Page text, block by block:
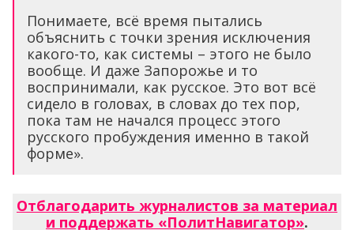
Понимаете, всё время пытались
объяснить с точки зрения исключения
какого-то, как системы – этого не было
вообще. И даже Запорожье и то
воспринимали, как русское. Это вот всё
сидело в головах, в словах до тех пор,
пока там не начался процесс этого
русского пробуждения именно в такой
форме».
Отблагодарить журналистов за материал
и поддержать «ПолитНавигатор».